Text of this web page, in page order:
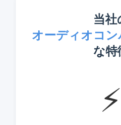
当社
オーディオコ
な特
⚡